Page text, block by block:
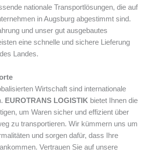
nationale Transportlösungen, die auf
in Augsburg abgestimmt sind.
und unser gut ausgebautes
eine schnelle und sichere Lieferung
Landes.
Wirtschaft sind internationale
EUROTRANS LOGISTIK bietet Ihnen die
um Waren sicher und effizient über
zu transportieren. Wir kümmern uns um
und sorgen dafür, dass Ihre
Vertrauen Sie auf unsere